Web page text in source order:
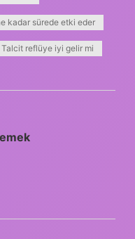
kadar sürede etki eder
Talcit reflüye iyi gelir mi